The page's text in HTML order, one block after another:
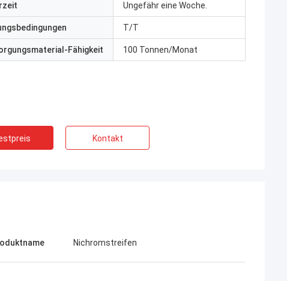
Ungefähr eine Woche.
T/T
Fähigkeit 100 Tonnen/Monat
Kontakt
Nichromstreifen